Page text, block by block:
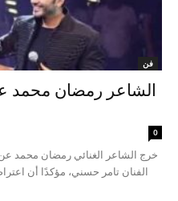
فن
الشاعر رمضان محمد
0
خرج الشاعر الغنائي رمضان محمد
الفنان تامر حسني، مؤكدًا أن